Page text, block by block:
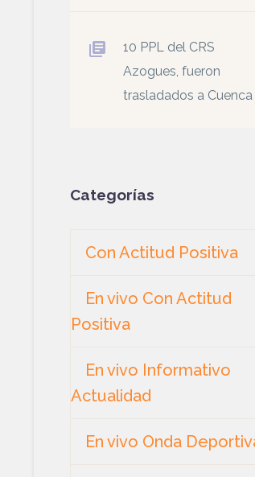
10 PPL del CRS
Azogues, fueron
trasladados a Cuenca
Categorías
Con Actitud Positiva
En vivo Con Actitud
Positiva
En vivo Informativo
Actualidad
En vivo Onda